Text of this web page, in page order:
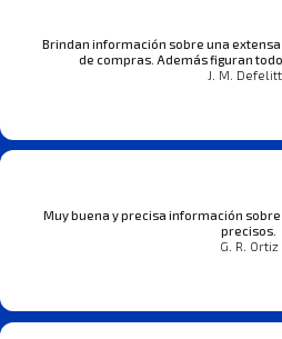
Brindan información sobre una
de compras. Además figuran
J. M.
Muy buena y precisa información
precisos.
G. R. Ortiz